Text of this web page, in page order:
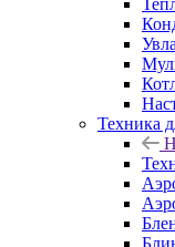
Техника